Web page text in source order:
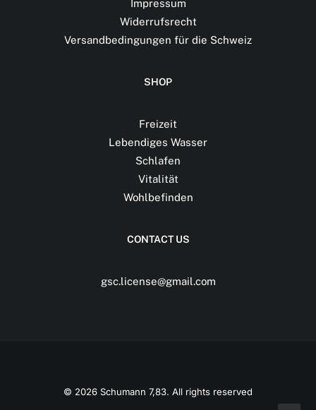
Impressum
Widerrufsrecht
Versandbedingungen für die Schweiz
SHOP
Freizeit
Lebendiges Wasser
Schlafen
Vitalität
Wohlbefinden
CONTACT US
gsc.license@gmail.com
© 2026 Schumann 7,83. All rights reserved